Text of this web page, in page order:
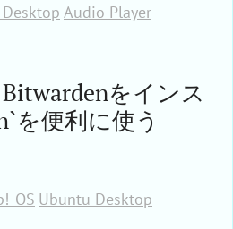
Audio Player
をインス
を便利に使う
Ubuntu Desktop